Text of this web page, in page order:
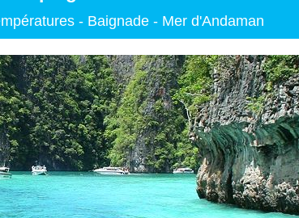
- Baignade - Mer d'Andaman